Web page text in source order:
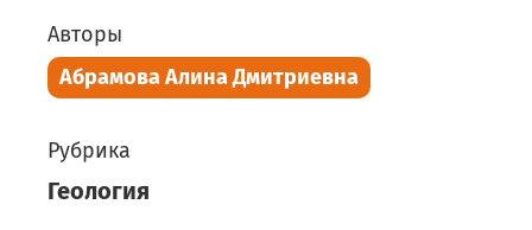
Авторы
Абрамова Алина Дмитриевна
Рубрика
Геология